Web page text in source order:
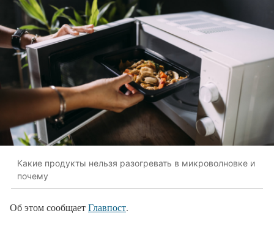
Какие продукты нельзя разогревать в микроволновке и
почему
Об этом сообщаетГлавпост.